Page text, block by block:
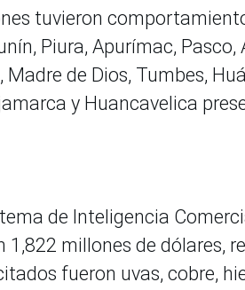
tuvieron
Piura, Apurímac,
de Dios, Tumbes,
y Huancavelica
de Inteligencia
millones de dólares,
fueron uvas, cobre,